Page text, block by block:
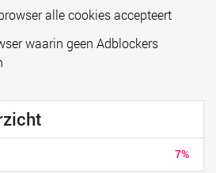
alle cookies accepteert
waarin geen Adblockers
7%